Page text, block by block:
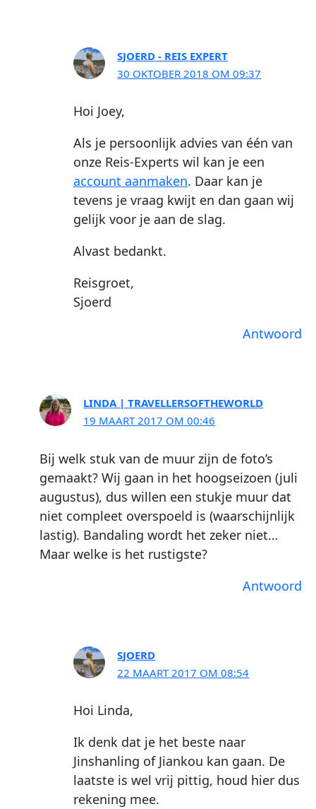
SJOERD - REIS EXPERT
30 OKTOBER 2018 OM 09:37
Hoi Joey,
Als je persoonlijk advies van één van
onze Reis-Experts wil kan je een
account aanmaken. Daar kan je
tevens je vraag kwijt en dan gaan wij
gelijk voor je aan de slag.
Alvast bedankt.
Reisgroet,
Sjoerd
Antwoord
LINDA | TRAVELLERSOFTHEWORLD
19 MAART 2017 OM 00:46
Bij welk stuk van de muur zijn de foto’s
gemaakt? Wij gaan in het hoogseizoen (juli
augustus), dus willen een stukje muur dat
niet compleet overspoeld is (waarschijnlijk
lastig). Bandaling wordt het zeker niet…
Maar welke is het rustigste?
Antwoord
SJOERD
22 MAART 2017 OM 08:54
Hoi Linda,
Ik denk dat je het beste naar
Jinshanling of Jiankou kan gaan. De
laatste is wel vrij pittig, houd hier dus
rekening mee.